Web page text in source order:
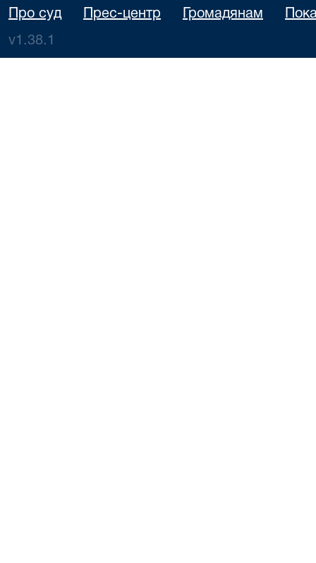
Про суд Прес-центр Громадянам
v1.38.1